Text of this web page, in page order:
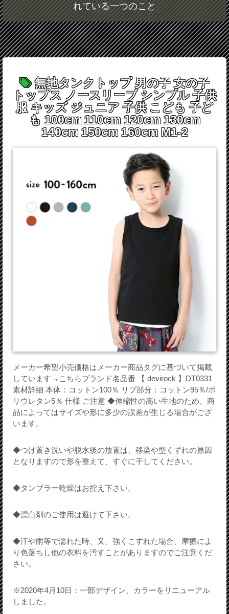
れている一つのこと
無地タンクトップ 男の子 女の子
トップス ノースリーブ シンプル 子供
服 キッズ ジュニア 子供 こども 子ど
も 100cm 110cm 120cm 130cm
140cm 150cm 160cm M1-2
メーカー希望小売価格はメーカー商品タグに基づいて掲載
しています→こちらブランド名品番 【 devirock 】DT0331
素材詳細 本体：コットン100％ リブ部分：コットン95％/ポ
リウレタン5％ 仕様 ご注意 ◆伸縮性の高い生地のため、商
品によってはサイズや形に多少の誤差が生じる場合がござ
います。
◆つけ置き洗いや脱水後の放置は、移染や型くずれの原因
となりますので形を整えて、すぐに干してください。
◆タンブラー乾燥はお控え下さい。
◆漂白剤のご使用は避けて下さい。
◆汗や雨等で濡れた時、又、強くこすれた場合、摩擦によ
り色落ちし他の衣料を汚すことがありますのでご注意くだ
さい。
※2020年4月10日：一部デザイン、カラーをリニューアル
しました。